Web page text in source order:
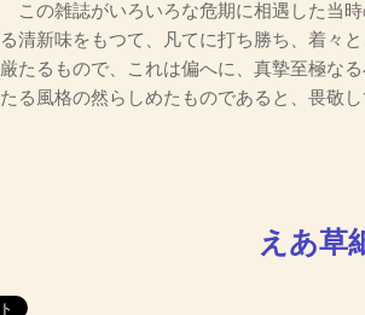
この雑誌がいろいろな危期に相遇した当
る清新味をもつて、凡てに打ち勝ち、着々
厳たるもので、これは偏へに、真摯至極な
たる風格の然らしめたものであると、畏敬し
えあ草